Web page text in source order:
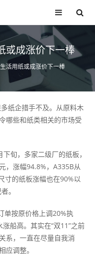
或成涨价下一棒
活用纸或成涨价下一棒
纸企措手不及。从原料木
哪些和纸类相关的市场受
旬，多家二级厂的纸板，
，涨幅94.8%，A335B从
寸的纸板涨幅也在90%以
。
单按原价格上调20%执
船高。其实在“双11”之前
系，一直在尽量自我消
应调整。